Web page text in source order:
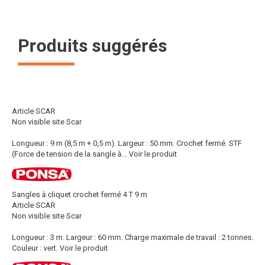
Produits suggérés
Article SCAR
Non visible site Scar
Longueur : 9 m (8,5 m + 0,5 m). Largeur : 50 mm. Crochet fermé. STF
(Force de tension de la sangle à... Voir le produit
Sangles à cliquet crochet fermé 4 T 9 m
Article SCAR
Non visible site Scar
Longueur : 3 m. Largeur : 60 mm. Charge maximale de travail : 2 tonnes.
Couleur : vert. Voir le produit